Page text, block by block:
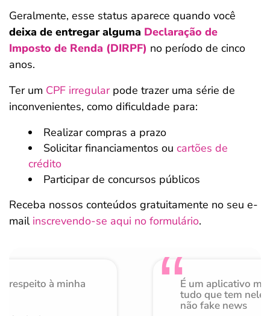
Geralmente, esse status aparece quando você
deixa de entregar alguma Declaração de
Imposto de Renda (DIRPF) no período de cinco
anos.
Ter um CPF irregularpode trazer uma série de
inconvenientes, como dificuldade para:
Realizar compras a prazo
Solicitar financiamentos ou cartões de
crédito
Participar de concursos públicos
Receba nossos conteúdos gratuitamente no seu e-
mail inscrevendo-se aqui no formulário.
respeito à minha É um aplicativo
tudo que tem nele
não fake news